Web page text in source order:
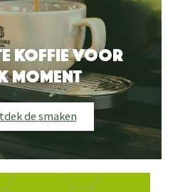
koffie voor
moment
de smaken